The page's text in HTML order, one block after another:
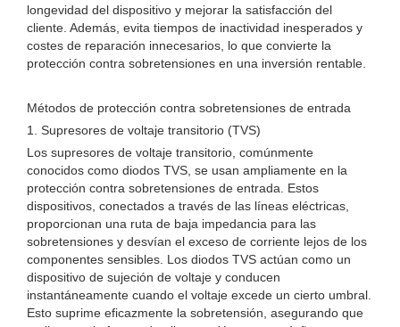
longevidad del dispositivo y mejorar la satisfacción del
cliente. Además, evita tiempos de inactividad inesperados y
costes de reparación innecesarios, lo que convierte la
protección contra sobretensiones en una inversión rentable.
Métodos de protección contra sobretensiones de entrada
1. Supresores de voltaje transitorio (TVS)
Los supresores de voltaje transitorio, comúnmente
conocidos como diodos TVS, se usan ampliamente en la
protección contra sobretensiones de entrada. Estos
dispositivos, conectados a través de las líneas eléctricas,
proporcionan una ruta de baja impedancia para las
sobretensiones y desvían el exceso de corriente lejos de los
componentes sensibles. Los diodos TVS actúan como un
dispositivo de sujeción de voltaje y conducen
instantáneamente cuando el voltaje excede un cierto umbral.
Esto suprime eficazmente la sobretensión, asegurando que